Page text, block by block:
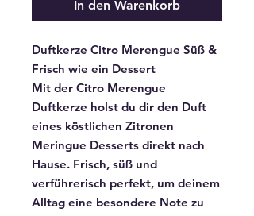
In den Warenkorb
Duftkerze Citro Merengue Süß &
Frisch wie ein Dessert
Mit der Citro Merengue
Duftkerze holst du dir den Duft
eines köstlichen Zitronen
Meringue Desserts direkt nach
Hause. Frisch, süß und
verführerisch perfekt, um deinem
Alltag eine besondere Note zu